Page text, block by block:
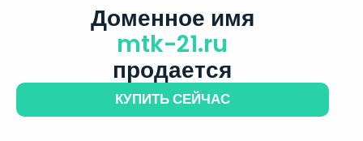
Доменное имя
mtk-21.ru
продается
КУПИТЬ СЕЙЧАС